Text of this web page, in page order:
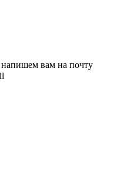
напишем вам на почту